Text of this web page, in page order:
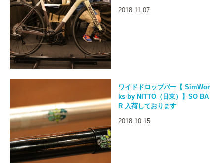
2018.11.07
ワイドドロップバー【 SimWor
ks by NITTO（日東）】SO BA
R 入荷しております
2018.10.15